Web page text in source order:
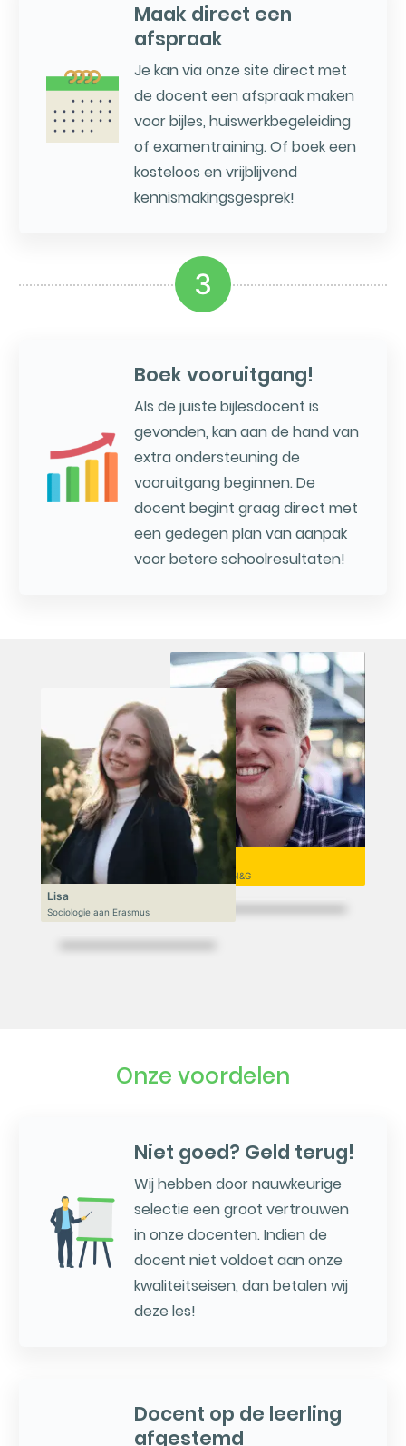
Maak direct een
afspraak
Je kan via onze site direct met
de docent een afspraak maken
voor bijles, huiswerkbegeleiding
of examentraining. Of boek een
kosteloos en vrijblijvend
kennismakingsgesprek!
3
Boek vooruitgang!
Als de juiste bijlesdocent is
gevonden, kan aan de hand van
extra ondersteuning de
vooruitgang beginnen. De
docent begint graag direct met
een gedegen plan van aanpak
voor betere schoolresultaten!
Niek
VWO 6, N&T/N&G
Lisa
Sociologie aan Erasmus
Onze voordelen
Niet goed? Geld terug!
Wij hebben door nauwkeurige
selectie een groot vertrouwen
in onze docenten. Indien de
docent niet voldoet aan onze
kwaliteitseisen, dan betalen wij
deze les!
Docent op de leerling
afgestemd